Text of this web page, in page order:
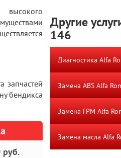
запчастей
бендикса
руб.
Другие
146
Диагностика Alfa
Замена ABS Alfa
Замена ГРМ Alfa
Замена масла Alfa